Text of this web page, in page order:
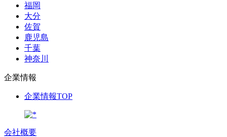
福岡
大分
佐賀
鹿児島
千葉
神奈川
企業情報
企業情報TOP
会社概要